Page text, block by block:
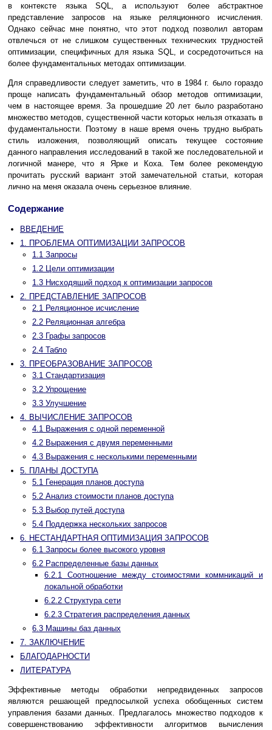
в контексте языка SQL, а используют более абстрактное
представление запросов на языке реляционного исчисления.
Однако сейчас мне понятно, что этот подход позволил авторам
отвлечься от не слишком существенных технических трудностей
оптимизации, специфичных для языка SQL, и сосредоточиться на
более фундаментальных методах оптимизации.
Для справедливости следует заметить, что в 1984 г. было гораздо
проще написать фундаментальный обзор методов оптимизации,
чем в настоящее время. За прошедшие 20 лет было разработано
множество методов, существенной части которых нельзя отказать в
фудаментальности. Поэтому в наше время очень трудно выбрать
стиль изложения, позволяющий описать текущее состояние
данного направления исследований в такой же последовательной и
логичной манере, что я Ярке и Коха. Тем более рекомендую
прочитать русский вариант этой замечательной статьи, которая
лично на меня оказала очень серьезное влияние.
Содержание
ВВЕДЕНИЕ
1. ПРОБЛЕМА ОПТИМИЗАЦИИ ЗАПРОСОВ
1.1 Запросы
1.2 Цели оптимизации
1.3 Нисходящий подход к оптимизации запросов
2. ПРЕДСТАВЛЕНИЕ ЗАПРОСОВ
2.1 Реляционное исчисление
2.2 Реляционная алгебра
2.3 Графы запросов
2.4 Табло
3. ПРЕОБРАЗОВАНИЕ ЗАПРОСОВ
3.1 Стандартизация
3.2 Упрощение
3.3 Улучшение
4. ВЫЧИСЛЕНИЕ ЗАПРОСОВ
4.1 Выражения с одной переменной
4.2 Выражения с двумя переменными
4.3 Выражения с несколькими переменными
5. ПЛАНЫ ДОСТУПА
5.1 Генерация планов доступа
5.2 Анализ стоимости планов доступа
5.3 Выбор путей доступа
5.4 Поддержка нескольких запросов
6. НЕСТАНДАРТНАЯ ОПТИМИЗАЦИЯ ЗАПРОСОВ
6.1 Запросы более высокого уровня
6.2 Распределенные базы данных
6.2.1 Соотношение между стоимостями коммникаций и
локальной обработки
6.2.2 Структура сети
6.2.3 Стратегия распределения данных
6.3 Машины баз данных
7. ЗАКЛЮЧЕНИЕ
БЛАГОДАРНОСТИ
ЛИТЕРАТУРА
Эффективные методы обработки непредвиденных запросов
являются решающей предпосылкой успеха обобщенных систем
управления базами данных. Предлагалось множество подходов к
совершенствованию эффективности алгоритмов вычисления